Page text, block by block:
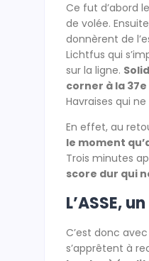
Ce fut d’abord
de volée.
donnèrent de
Lichtfus qui
sur la ligne.
corner à la
Havraises qui
En effet, au
le moment
Trois minutes
score dur qui
L’ASSE,
C’est donc
s’apprêtent à